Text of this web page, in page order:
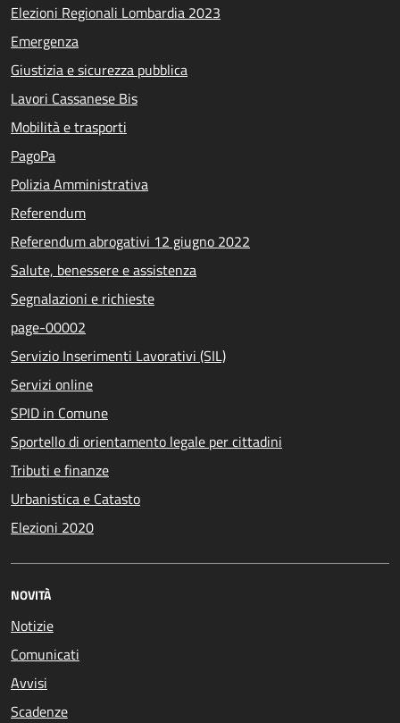
Elezioni Regionali Lombardia 2023
Emergenza
Giustizia e sicurezza pubblica
Lavori Cassanese Bis
Mobilità e trasporti
PagoPa
Polizia Amministrativa
Referendum
Referendum abrogativi 12 giugno 2022
Salute, benessere e assistenza
Segnalazioni e richieste
page-00002
Servizio Inserimenti Lavorativi (SIL)
Servizi online
SPID in Comune
Sportello di orientamento legale per cittadini
Tributi e finanze
Urbanistica e Catasto
Elezioni 2020
NOVITÀ
Notizie
Comunicati
Avvisi
Scadenze